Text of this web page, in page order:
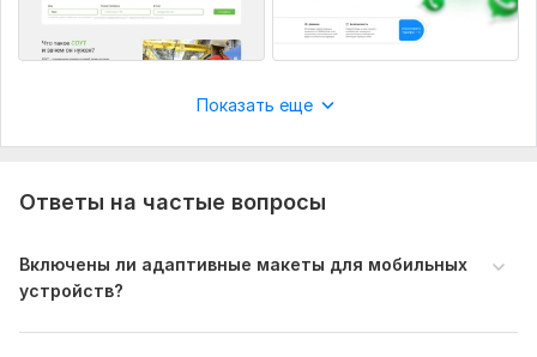
Показать еще
Ответы на частые вопросы
Включены ли адаптивные макеты для мобильных
устройств?